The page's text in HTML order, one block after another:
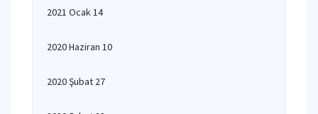
2021 Ocak 14
2020 Haziran 10
2020 Şubat 27